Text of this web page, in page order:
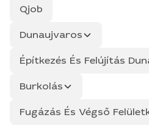
Qjob
Dunaujvaros
Építkezés És Felújítás
Burkolás
Fugázás És Végső